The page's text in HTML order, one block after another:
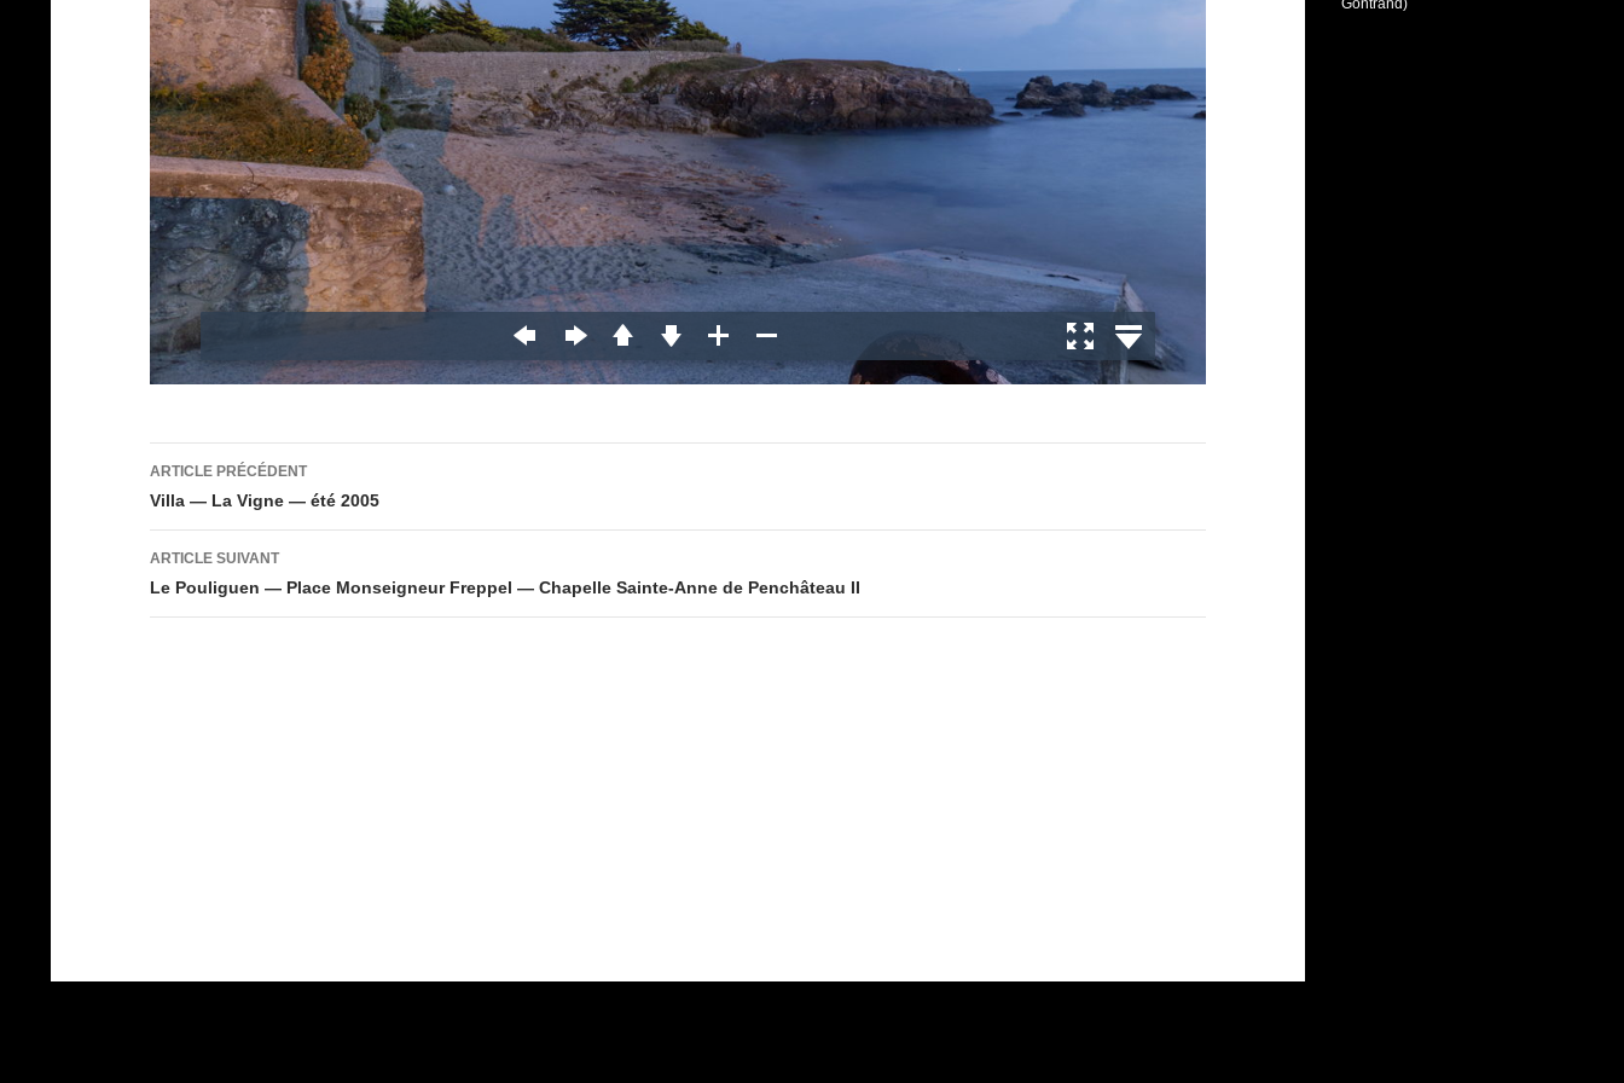
Navigation
des
articles
ARTICLE PRÉCÉDENT
Villa — La Vigne — été 2005
ARTICLE SUIVANT
Le Pouliguen — Place Monseigneur Freppel — Chapelle Sainte-Anne de Penchâteau II
Gontrand)